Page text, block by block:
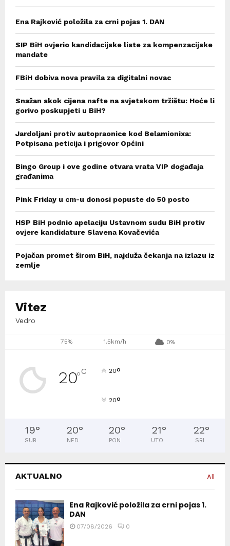
Ena Rajković položila za crni pojas 1. DAN
SIP BiH ovjerio kandidacijske liste za kompenzacijske
mandate
FBiH dobiva nova pravila za digitalni novac
Snažan skok cijena nafte na svjetskom tržištu: Hoće li
gorivo poskupjeti u BiH?
Jardoljani protiv autopraonice kod Belamionixa:
Potpisana peticija i prigovor Općini
Bingo Group i ove godine otvara vrata VIP događaja
građanima
Pink Friday u cm-u donosi popuste do 50 posto
HSP BiH podnio apelaciju Ustavnom sudu BiH protiv
ovjere kandidature Slavena Kovačevića
Pojačan promet širom BiH, najduža čekanja na izlazu iz
zemlje
Vitez
Vedro
75% 1.5km/h 0%
20°C 20°
20°
19°
SUB
20°
NED
20°
PON
21°
UTO
22°
SRI
AKTUALNO All
Ena Rajković položila za crni pojas 1.
DAN
07/08/2026 0